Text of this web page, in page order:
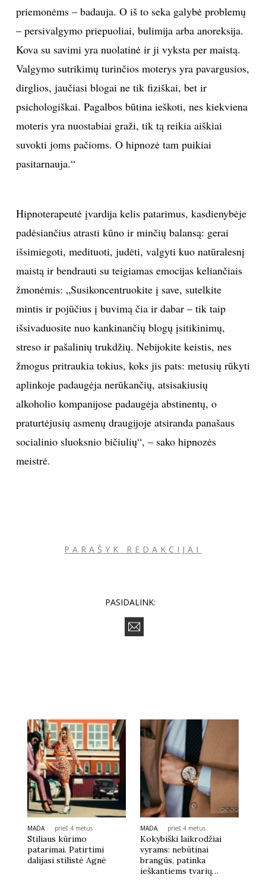
priemonėms – badauja. O iš to seka galybė problemų
– persivalgymo priepuoliai, bulimija arba anoreksija.
Kova su savimi yra nuolatinė ir ji vyksta per maistą.
Valgymo sutrikimų turinčios moterys yra pavargusios,
dirglios, jaučiasi blogai ne tik fiziškai, bet ir
psichologiškai. Pagalbos būtina ieškoti, nes kiekviena
moteris yra nuostabiai graži, tik tą reikia aiškiai
suvokti joms pačioms. O hipnozė tam puikiai
pasitarnauja.“
Hipnoterapeutė įvardija kelis patarimus, kasdienybėje
padėsiančius atrasti kūno ir minčių balansą: gerai
išsimiegoti, medituoti, judėti, valgyti kuo natūralesnį
maistą ir bendrauti su teigiamas emocijas keliančiais
žmonėmis: „Susikoncentruokite į save, sutelkite
mintis ir pojūčius į buvimą čia ir dabar – tik taip
išsivaduosite nuo kankinančių blogų įsitikinimų,
streso ir pašalinių trukdžių. Nebijokite keistis, nes
žmogus pritraukia tokius, koks jis pats: metusių rūkyti
aplinkoje padaugėja nerūkančių, atsisakiusių
alkoholio kompanijose padaugėja abstinentų, o
praturtėjusių asmenų draugijoje atsiranda panašaus
socialinio sluoksnio bičiulių“, – sako hipnozės
meistrė.
PARAŠYK REDAKCIJAI
PASIDALINK:
MADA prieš 4 metus
Stiliaus kūrimo
patarimai. Patirtimi
dalijasi stilistė Agnė
MADA prieš 4 metus
Kokybiški laikrodžiai
vyrams: nebūtinai
brangūs, patinka
ieškantiems tvarių